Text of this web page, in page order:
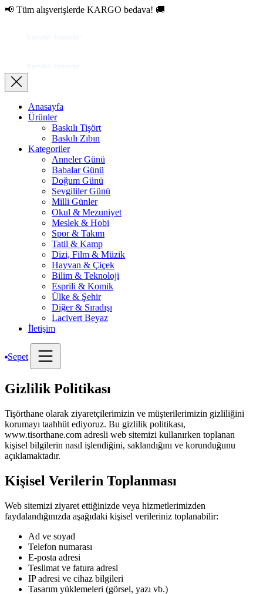
📢 Tüm alışverişlerde KARGO bedava! 🚚
Anasayfa
Ürünler
Baskılı Tişört
Baskılı Zıbın
Kategoriler
Anneler Günü
Babalar Günü
Doğum Günü
Sevgililer Günü
Milli Günler
Okul & Mezuniyet
Meslek & Hobi
Spor & Takım
Tatil & Kamp
Dizi, Film & Müzik
Hayvan & Çiçek
Bilim & Teknoloji
Esprili & Komik
Ülke & Şehir
Diğer & Sıradışı
Lacivert Beyaz
İletişim
Sepet
Gizlilik Politikası
Tişörthane olarak ziyaretçilerimizin ve müşterilerimizin gizliliğini
korumayı taahhüt ediyoruz. Bu gizlilik politikası,
www.tisorthane.com adresli web sitemizi kullanırken toplanan
kişisel bilgilerin nasıl işlendiğini, saklandığını ve korunduğunu
açıklamaktadır.
Kişisel Verilerin Toplanması
Web sitemizi ziyaret ettiğinizde veya hizmetlerimizden
faydalandığınızda aşağıdaki kişisel verileriniz toplanabilir:
Ad ve soyad
Telefon numarası
E-posta adresi
Teslimat ve fatura adresi
IP adresi ve cihaz bilgileri
Tasarım yüklemeleri (görsel, yazı vb.)